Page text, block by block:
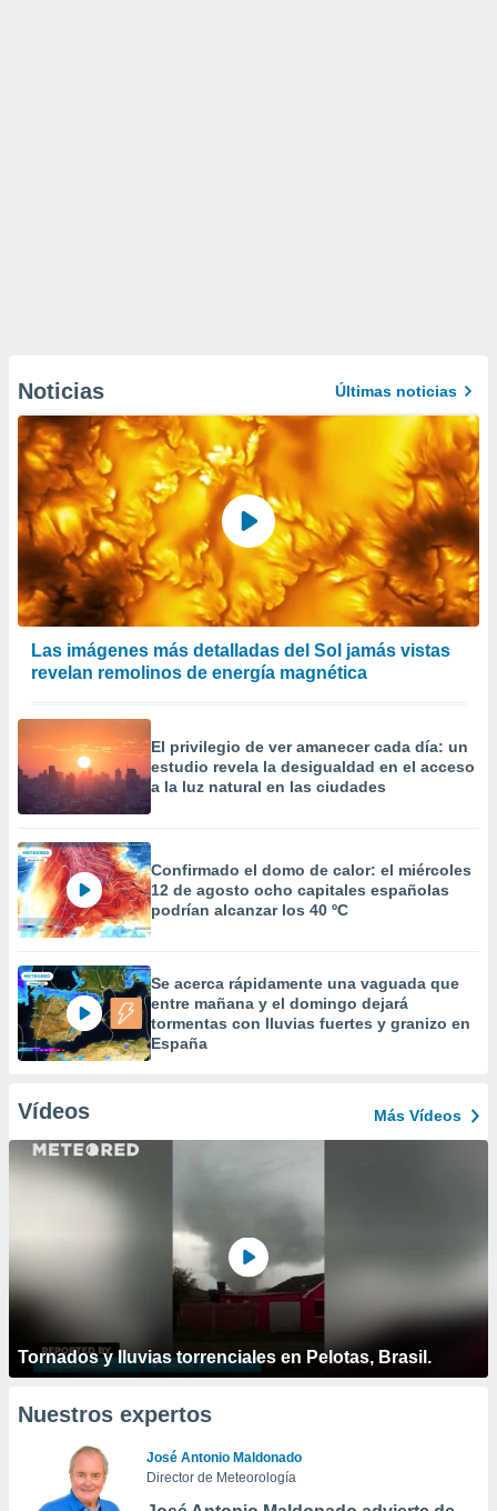
Noticias Últimas noticias
Las imágenes más detalladas del Sol jamás vistas
revelan remolinos de energía magnética
El privilegio de ver amanecer cada día: un
estudio revela la desigualdad en el acceso
a la luz natural en las ciudades
Confirmado el domo de calor: el miércoles
12 de agosto ocho capitales españolas
podrían alcanzar los 40 ºC
Se acerca rápidamente una vaguada que
entre mañana y el domingo dejará
tormentas con lluvias fuertes y granizo en
España
Vídeos Más Vídeos
Tornados y lluvias torrenciales en Pelotas, Brasil.
Nuestros expertos
José Antonio Maldonado
Director de Meteorología